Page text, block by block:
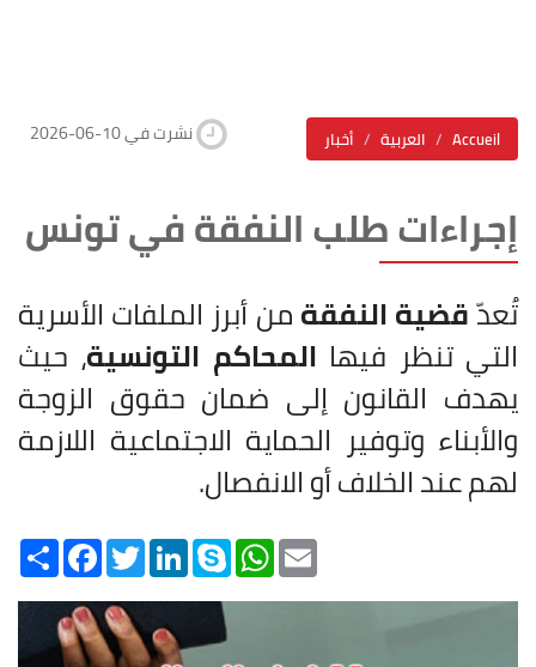
أخبار العربية Accueil 2026-06-10 نشرت في
إجراءات طلب النفقة في تونس
تُعدّقضية النفقةمن أبرز الملفات الأسرية
التي تنظر فيها المحاكم التونسية، حيث
يهدف القانون إلى ضمان حقوق الزوجة
والأبناء وتوفير الحماية الاجتماعية اللازمة
لهم عند الخلاف أو الانفصال.
Share
FacebookTwitterLinkedInSkype
WhatsAppEmail